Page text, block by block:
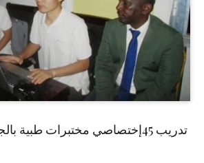
تدريب 45إختصاصي مختبرات طبية